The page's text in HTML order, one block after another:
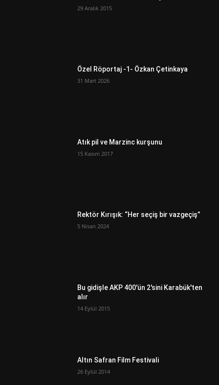
29 Aralık 2015
Özel Röportaj -1- Özkan Çetinkaya
31 Mart 2026
Atık pil ve Marzinc kurşunu
15 Kasım 2017
Rektör Kırışık: “Her seçiş bir vazgeçiş”
5 Nisan 2024
Bu gidişle AKP 400'ün 2'sini Karabük'ten
alır
14 Eylül 2015
Altın Safran Film Festivali
26 Eylül 2014